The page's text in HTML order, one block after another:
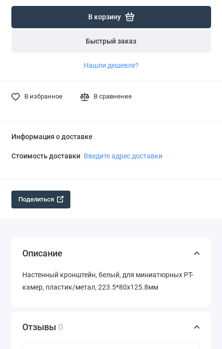
В корзину
Быстрый заказ
Нашли дешевле?
В избранное В сравнение
Информация о доставке
Стоимость доставки Введите адрес доставки
Поделиться
Описание
Настенный кронштейн, белый, для миниатюрных PT-
камер, пластик/метал, 223.5*80x125.8мм
Отзывы 0